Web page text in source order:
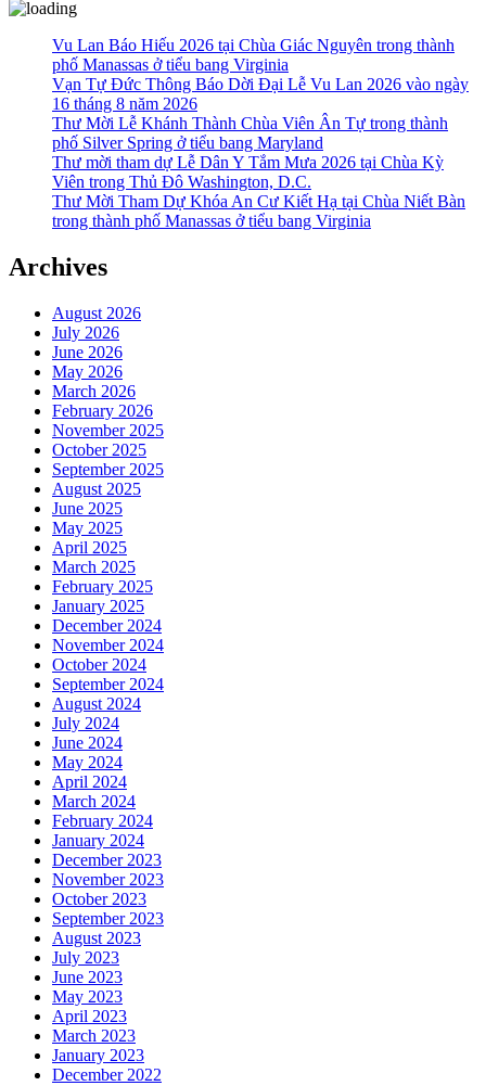
Vu Lan Báo Hiếu 2026 tại Chùa Giác Nguyên trong thành
phố Manassas ở tiểu bang Virginia
Vạn Tự Đức Thông Báo Dời Đại Lễ Vu Lan 2026 vào ngày
16 tháng 8 năm 2026
Thư Mời Lễ Khánh Thành Chùa Viên Ân Tự trong thành
phố Silver Spring ở tiểu bang Maryland
Thư mời tham dự Lễ Dân Y Tắm Mưa 2026 tại Chùa Kỳ
Viên trong Thủ Đô Washington, D.C.
Thư Mời Tham Dự Khóa An Cư Kiết Hạ tại Chùa Niết Bàn
trong thành phố Manassas ở tiểu bang Virginia
Archives
August 2026
July 2026
June 2026
May 2026
March 2026
February 2026
November 2025
October 2025
September 2025
August 2025
June 2025
May 2025
April 2025
March 2025
February 2025
January 2025
December 2024
November 2024
October 2024
September 2024
August 2024
July 2024
June 2024
May 2024
April 2024
March 2024
February 2024
January 2024
December 2023
November 2023
October 2023
September 2023
August 2023
July 2023
June 2023
May 2023
April 2023
March 2023
January 2023
December 2022